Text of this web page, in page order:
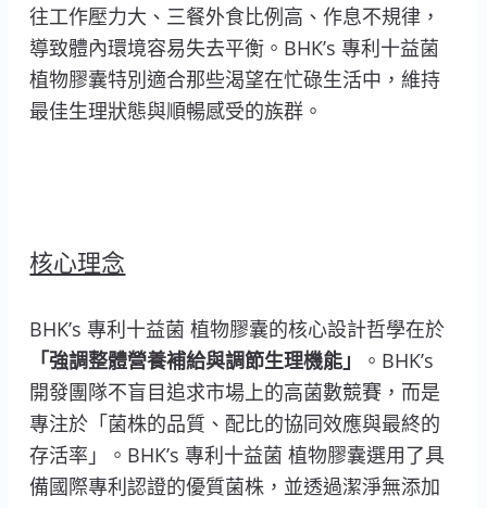
往工作壓力大、三餐外食比例高、作息不規律，
導致體內環境容易失去平衡。BHK’s 專利十益菌
植物膠囊特別適合那些渴望在忙碌生活中，維持
最佳生理狀態與順暢感受的族群。
核心理念
BHK’s 專利十益菌 植物膠囊的核心設計哲學在於
「強調整體營養補給與調節生理機能」
。BHK’s
開發團隊不盲目追求市場上的高菌數競賽，而是
專注於「菌株的品質、配比的協同效應與最終的
存活率」。BHK’s 專利十益菌 植物膠囊選用了具
備國際專利認證的優質菌株，並透過潔淨無添加